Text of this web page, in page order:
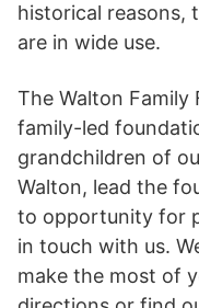
historical reasons,
are in wide use.
The Walton Family
family-led
grandchildren of
Walton, lead the
to opportunity for
in touch with us.
make the most of